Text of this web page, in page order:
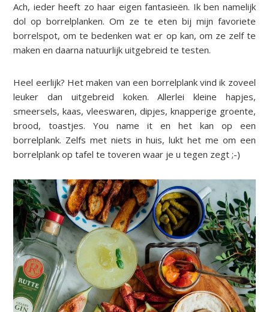
Ach, ieder heeft zo haar eigen fantasieën. Ik ben namelijk
dol op borrelplanken. Om ze te eten bij mijn favoriete
borrelspot, om te bedenken wat er op kan, om ze zelf te
maken en daarna natuurlijk uitgebreid te testen.
Heel eerlijk? Het maken van een borrelplank vind ik zoveel
leuker dan uitgebreid koken. Allerlei kleine hapjes,
smeersels, kaas, vleeswaren, dipjes, knapperige groente,
brood, toastjes. You name it en het kan op een
borrelplank. Zelfs met niets in huis, lukt het me om een
borrelplank op tafel te toveren waar je u tegen zegt ;-)